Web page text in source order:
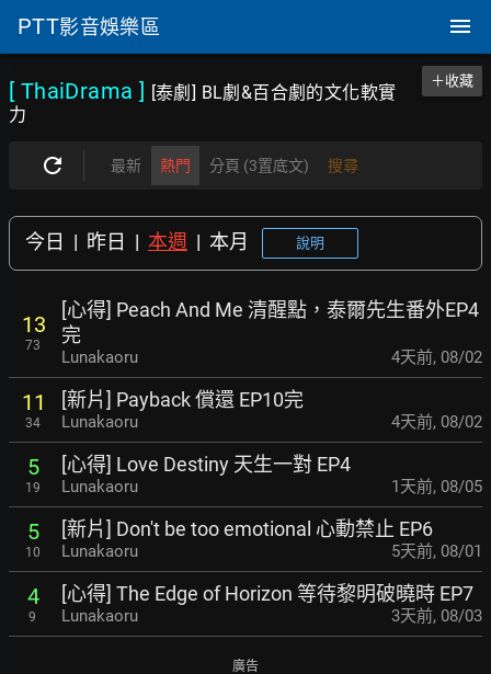
PTT影音娛樂區
[ ThaiDrama ]
[泰劇] BL劇&百合劇的文化軟實
力
＋收藏
最新 熱門 分頁 (3置底文) 搜尋
今日 | 昨日 | 本週 | 本月 說明
13
73
[心得] Peach And Me 清醒點，泰爾先生番外EP4
完
Lunakaoru 4天前, 08/02
11
34
[新片] Payback 償還 EP10完
Lunakaoru 4天前, 08/02
5
19
[心得] Love Destiny 天生一對 EP4
Lunakaoru 1天前, 08/05
5
10
[新片] Don't be too emotional 心動禁止 EP6
Lunakaoru 5天前, 08/01
4
9
[心得] The Edge of Horizon 等待黎明破曉時 EP7
Lunakaoru 3天前, 08/03
廣告